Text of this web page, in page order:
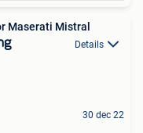
Maserati Mistral
Details
30 dec 22